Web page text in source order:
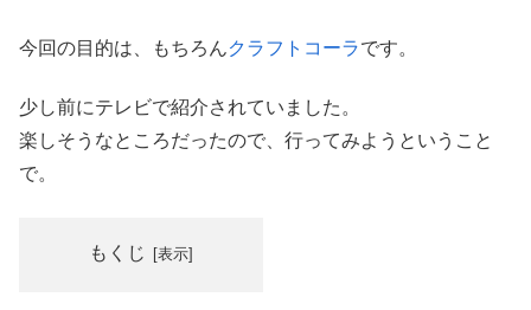
今回の目的は、もちろんクラフトコーラです。
少し前にテレビで紹介されていました。
楽しそうなところだったので、行ってみようということ
で。
もくじ